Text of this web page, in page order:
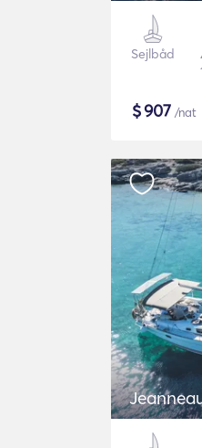
Sejlbåd
$907 /nat